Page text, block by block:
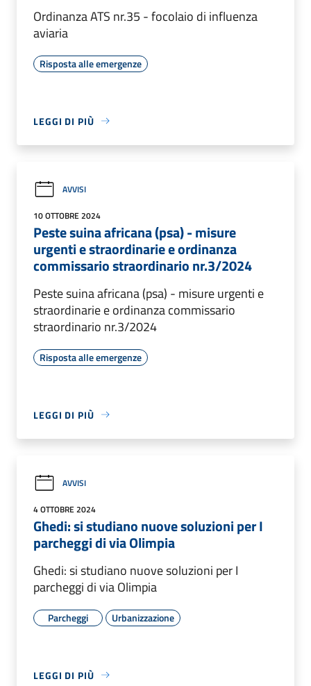
Ordinanza ATS nr.35 - focolaio di influenza
aviaria
Risposta alle emergenze
LEGGI DI PIÙ
AVVISI
10 OTTOBRE 2024
Peste suina africana (psa) - misure
urgenti e straordinarie e ordinanza
commissario straordinario nr.3/2024
Peste suina africana (psa) - misure urgenti e
straordinarie e ordinanza commissario
straordinario nr.3/2024
Risposta alle emergenze
LEGGI DI PIÙ
AVVISI
4 OTTOBRE 2024
Ghedi: si studiano nuove soluzioni per I
parcheggi di via Olimpia
Ghedi: si studiano nuove soluzioni per I
parcheggi di via Olimpia
Parcheggi Urbanizzazione
LEGGI DI PIÙ